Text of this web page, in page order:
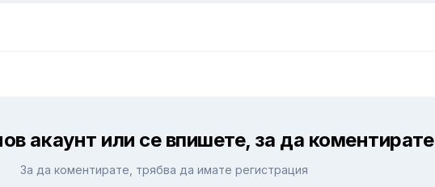
акаунт или се впишете, за да коментирате
За да коментирате, трябва да имате регистрация